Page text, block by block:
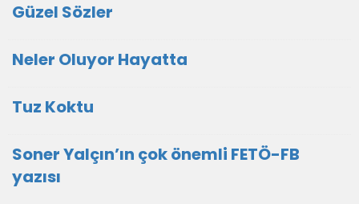
Güzel Sözler
Neler Oluyor Hayatta
Tuz Koktu
Soner Yalçın’ın çok önemli FETÖ-FB
yazısı